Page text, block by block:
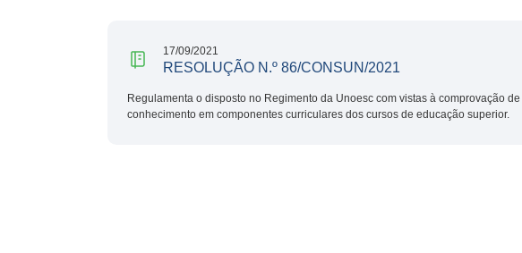
17/09/2021
RESOLUÇÃO N.º 86/CONSUN/2021
Regulamenta o disposto no Regimento da Unoesc com vistas à comprovação
conhecimento em componentes curriculares dos cursos de educação superior.